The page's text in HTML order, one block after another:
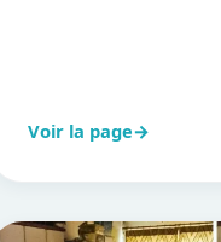
Voir la page→